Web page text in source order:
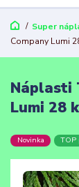
Super
Company Lumi
Náplasti
Lumi 28
Novinka TOP